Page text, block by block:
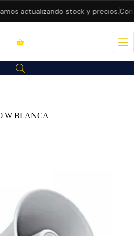
actualizando stock y precios.
W BLANCA